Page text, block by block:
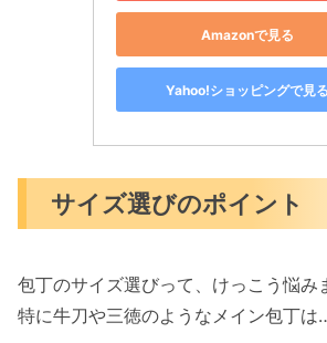
Amazonで見る
Yahoo!ショッピングで見る
サイズ選びのポイント
包丁のサイズ選びって、けっこう悩み
特に牛刀や三徳のようなメイン包丁は…